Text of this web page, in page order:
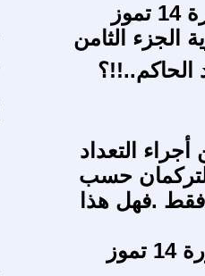
الجزء الثامن
الحاكم..!!؟
التعداد
حسب
لا يتجاوز ال70 الفا فقط .فهل هذا